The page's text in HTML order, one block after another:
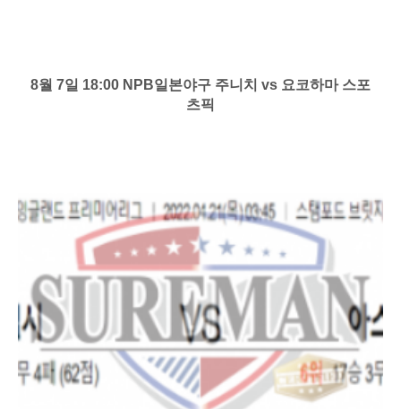
8월 7일 18:00 NPB일본야구 주니치 vs 요코하마 스포
츠픽